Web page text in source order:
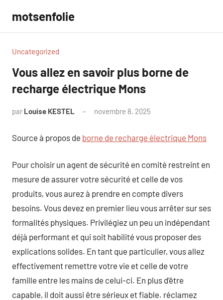
contenu
motsenfolie
Uncategorized
Vous allez en savoir plus borne de
recharge électrique Mons
par Louise KESTEL novembre 8, 2025
Source à propos de borne de recharge électrique Mons
Pour choisir un agent de sécurité en comité restreint en
mesure de assurer votre sécurité et celle de vos
produits, vous aurez à prendre en compte divers
besoins. Vous devez en premier lieu vous arrêter sur ses
formalités physiques. Privilégiez un peu un indépendant
déjà performant et qui soit habilité vous proposer des
explications solides. En tant que particulier, vous allez
effectivement remettre votre vie et celle de votre
famille entre les mains de celui-ci. En plus d’être
capable, il doit aussi être sérieux et fiable. réclamez